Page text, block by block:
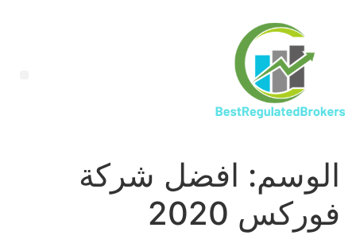
الوسم: افضل شركة
فوركس 2020